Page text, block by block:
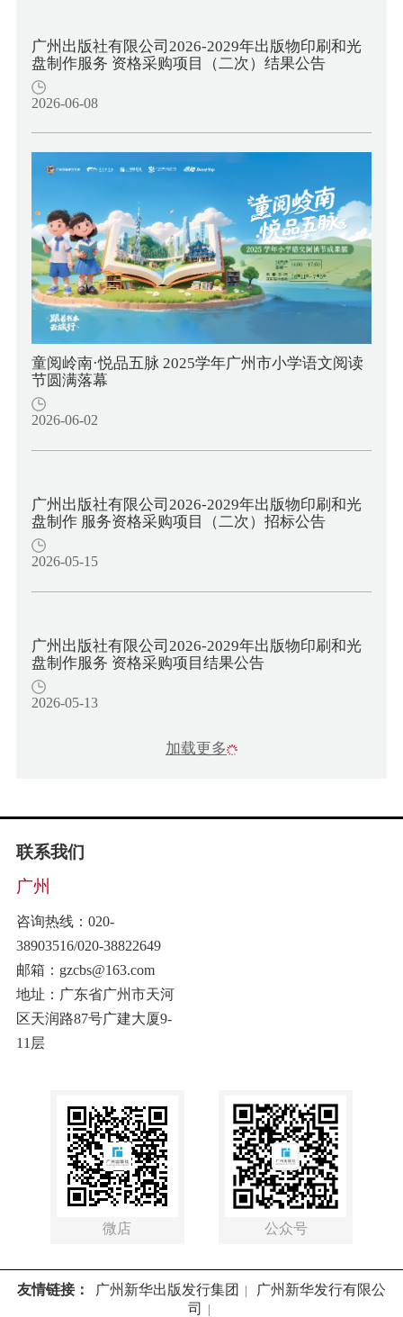
广州出版社有限公司2026-2029年出版物印刷和光
盘制作服务 资格采购项目（二次）结果公告
2026-06-08
童阅岭南·悦品五脉 2025学年广州市小学语文阅读
节圆满落幕
2026-06-02
广州出版社有限公司2026-2029年出版物印刷和光
盘制作 服务资格采购项目（二次）招标公告
2026-05-15
广州出版社有限公司2026-2029年出版物印刷和光
盘制作服务 资格采购项目结果公告
2026-05-13
加载更多
联系我们
广州
咨询热线：020-
38903516/020-38822649
邮箱：gzcbs@163.com
地址：广东省广州市天河
区天润路87号广建大厦9-
11层
微店 公众号
友情链接： 广州新华出版发行集团
广州新华发行有限公
司